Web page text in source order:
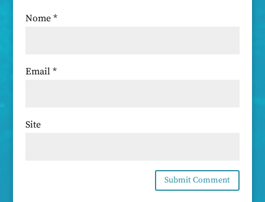
Nome *
Email *
Site